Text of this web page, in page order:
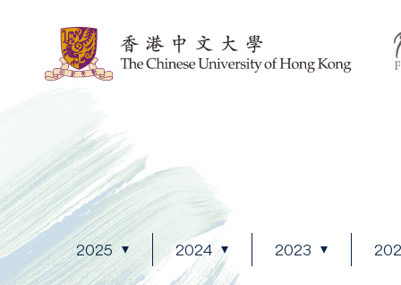
2025 2024 2023